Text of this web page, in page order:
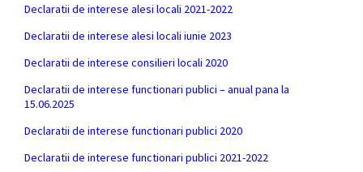
Declaratii de interese alesi locali 2021-2022
Declaratii de interese alesi locali iunie 2023
Declaratii de interese consilieri locali 2020
Declaratii de interese functionari publici – anual pana la
15.06.2025
Declaratii de interese functionari publici 2020
Declaratii de interese functionari publici 2021-2022